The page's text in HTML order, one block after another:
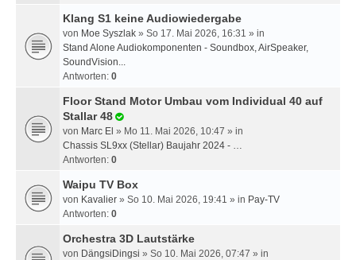
Klang S1 keine Audiowiedergabe
von Moe Syszlak » So 17. Mai 2026, 16:31 » in
Stand Alone Audiokomponenten - Soundbox, AirSpeaker,
SoundVision...
Antworten: 0
Floor Stand Motor Umbau vom Individual 40 auf
Stallar 48
von Marc El » Mo 11. Mai 2026, 10:47 » in
Chassis SL9xx (Stellar) Baujahr 2024 - …
Antworten: 0
Waipu TV Box
von Kavalier » So 10. Mai 2026, 19:41 » in Pay-TV
Antworten: 0
Orchestra 3D Lautstärke
von DängsiDingsi » So 10. Mai 2026, 07:47 » in